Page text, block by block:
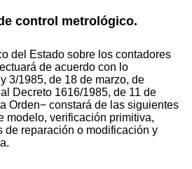
control metrológico.
del Estado sobre los contadores
de acuerdo con lo
3/1985, de 18 de marzo, de
Decreto 1616/1985, de 11 de
Orden− constará de las siguientes
modelo, verificación primitiva,
de reparación o modificación y